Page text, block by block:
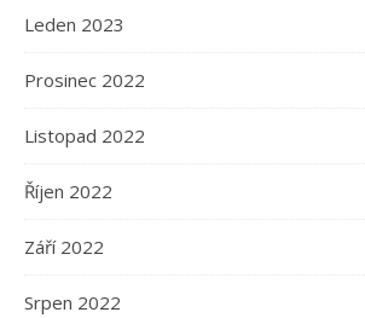
Leden 2023
Prosinec 2022
Listopad 2022
Říjen 2022
Září 2022
Srpen 2022